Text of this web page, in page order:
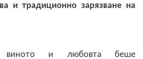
и традиционно зарязване на
виното и любовта беше